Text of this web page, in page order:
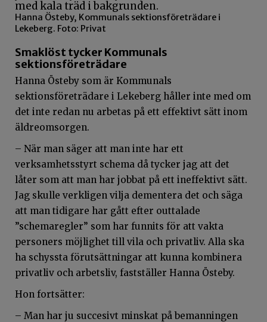
Hanna Östeby, Kommunals sektionsföreträdare i
Lekeberg. Foto: Privat
Smaklöst tycker Kommunals
sektionsföreträdare
Hanna Östeby som är Kommunals
sektionsföreträdare i Lekeberg håller inte med om
det inte redan nu arbetas på ett effektivt sätt inom
äldreomsorgen.
– När man säger att man inte har ett
verksamhetsstyrt schema då tycker jag att det
låter som att man har jobbat på ett ineffektivt sätt.
Jag skulle verkligen vilja dementera det och säga
att man tidigare har gått efter outtalade
”schemaregler” som har funnits för att vakta
personers möjlighet till vila och privatliv. Alla ska
ha schyssta förutsättningar att kunna kombinera
privatliv och arbetsliv, fastställer Hanna Östeby.
Hon fortsätter:
– Man har ju succesivt minskat på bemanningen